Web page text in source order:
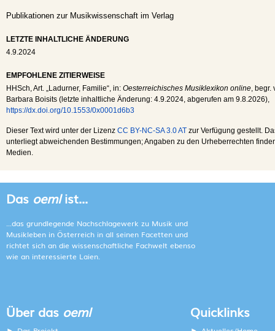
Publikationen zur Musikwissenschaft im Verlag
LETZTE INHALTLICHE ÄNDERUNG
4.9.2024
EMPFOHLENE ZITIERWEISE
HHSch, Art. „Ladurner, Familie“, in: Oesterreichisches Musiklexikon online, begr.
Barbara Boisits (letzte inhaltliche Änderung: 4.9.2024, abgerufen am 9.8.2026),
https://dx.doi.org/10.1553/0x0001d6b3
Dieser Text wird unter der Lizenz CC BY-NC-SA 3.0 AT zur Verfügung gestellt.
unterliegt abweichenden Bestimmungen; Angaben zu den Urheberrechten
Medien.
Das oemlist...
...das grundlegende Nachschlagewerk zu Musik und
Musikleben in Österreich in all seinen Facetten und
richtet sich an die wissenschaftliche Fachwelt ebenso
wie an interessierte Laien.
Über das oeml Quicklinks